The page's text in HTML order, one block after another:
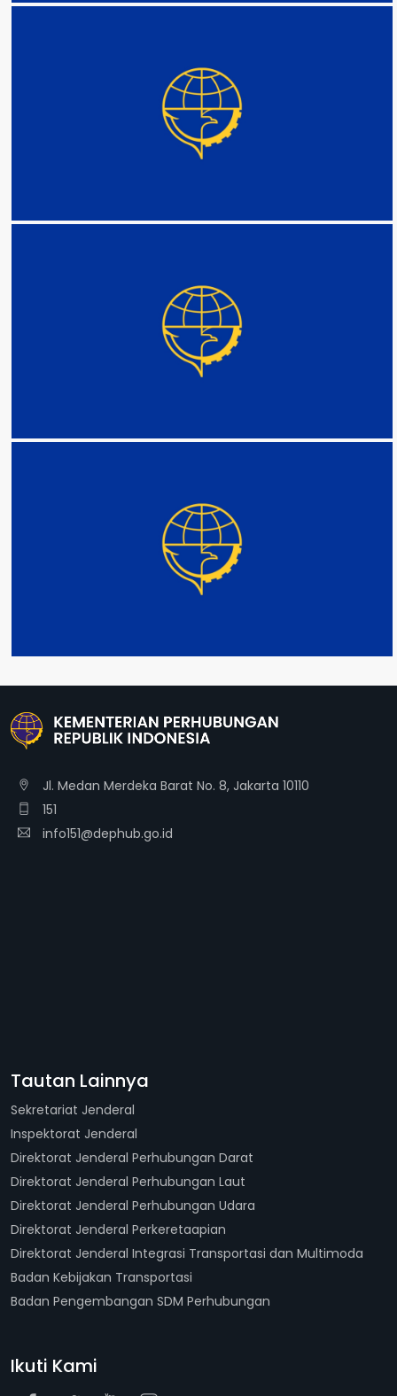
DETAIL
DETAIL
DETAIL
Jl. Medan Merdeka Barat No. 8, Jakarta 10110
151
info151@dephub.go.id
Tautan Lainnya
Sekretariat Jenderal
Inspektorat Jenderal
Direktorat Jenderal Perhubungan Darat
Direktorat Jenderal Perhubungan Laut
Direktorat Jenderal Perhubungan Udara
Direktorat Jenderal Perkeretaapian
Direktorat Jenderal Integrasi Transportasi dan Multimoda
Badan Kebijakan Transportasi
Badan Pengembangan SDM Perhubungan
Ikuti Kami